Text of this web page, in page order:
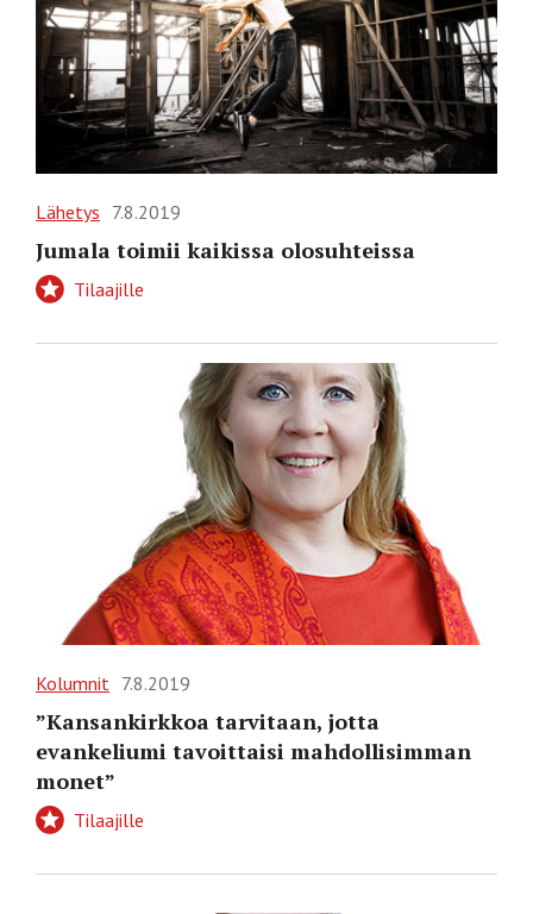
Lähetys 7.8.2019
Jumala toimii kaikissa olosuhteissa
Tilaajille
Kolumnit 7.8.2019
”Kansankirkkoa tarvitaan, jotta
evankeliumi tavoittaisi mahdollisimman
monet”
Tilaajille